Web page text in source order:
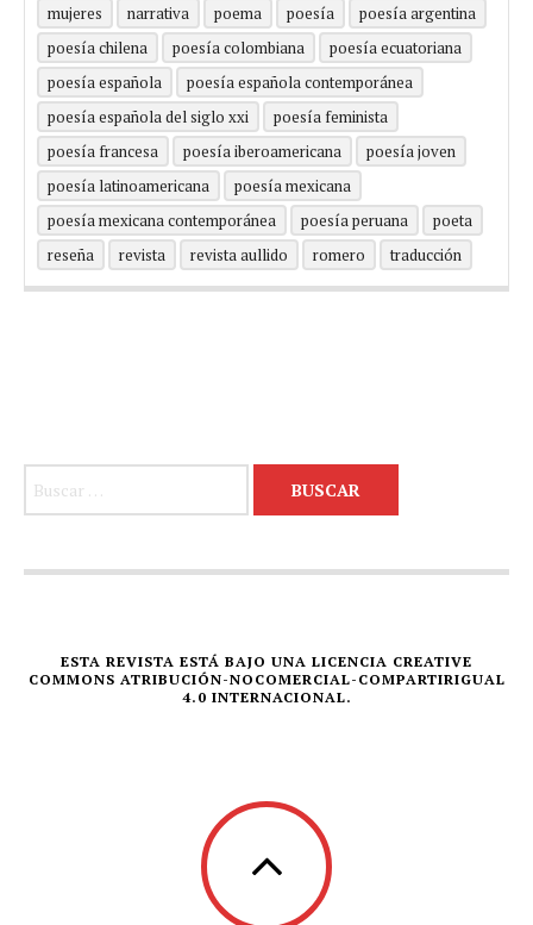
mujeres
narrativa poema poesía
poesía argentina
poesía chilena
poesía colombiana
poesía ecuatoriana
poesía española
poesía española contemporánea
poesía española del siglo xxi
poesía feminista
poesía francesa
poesía iberoamericana
poesía joven
poesía latinoamericana
poesía mexicana
poesía mexicana contemporánea
poesía peruana
poeta
reseña
revista revista aullido romero traducción
ESTA REVISTA ESTÁ BAJO UNA LICENCIA CREATIVE
COMMONS ATRIBUCIÓN-NOCOMERCIAL-COMPARTIRIGUAL
4.0 INTERNACIONAL.